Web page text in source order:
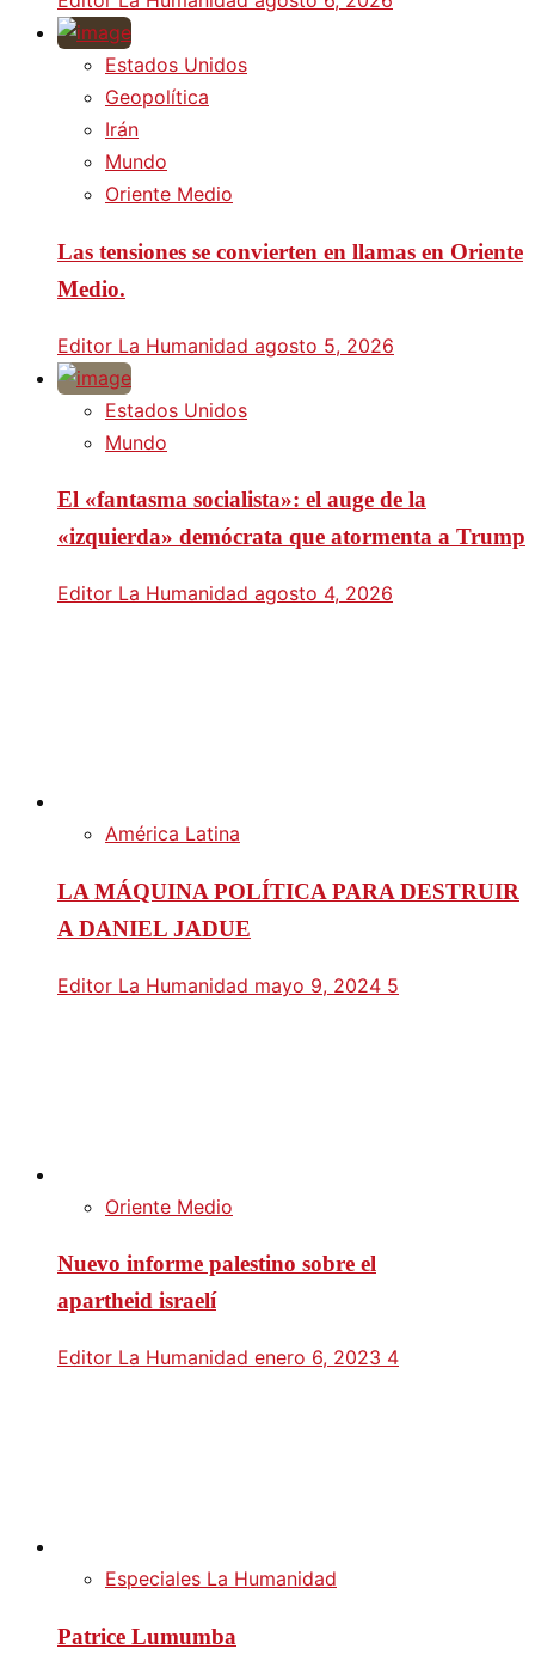
Estados Unidos
Geopolítica
Irán
Mundo
Oriente Medio
Las tensiones se convierten en llamas en Oriente
Medio.
Editor La Humanidad agosto 5, 2026
Estados Unidos
Mundo
El «fantasma socialista»: el auge de la
«izquierda» demócrata que atormenta a Trump
Editor La Humanidad agosto 4, 2026
América Latina
LA MÁQUINA POLÍTICA PARA DESTRUIR
A DANIEL JADUE
Editor La Humanidad mayo 9, 2024 5
Oriente Medio
Nuevo informe palestino sobre el
apartheid israelí
Editor La Humanidad enero 6, 2023 4
Especiales La Humanidad
Patrice Lumumba